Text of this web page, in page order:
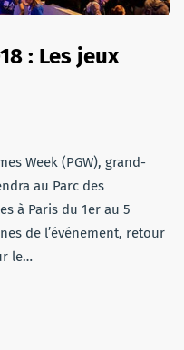
: Les jeux
Week (PGW), grand-
au Parc des
à Paris du 1er au 5
de l’événement, retour
le…